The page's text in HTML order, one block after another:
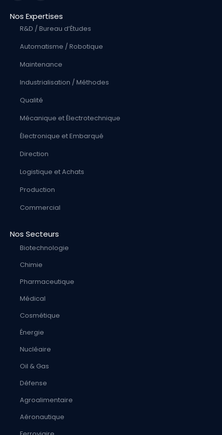
Nos Expertises
R&D / Bureau d’Études
Automatisme / Robotique
Maintenance
Industrialisation / Méthodes
Qualité
Mécanique et Électrotechnique
Électronique et Embarqué
Direction
Logistique et Achats
Production
Commercial
Nos Secteurs
Biotechnologie
Chimie
Pharmaceutique
Médical
Cosmétique
Énergie
Nucléaire
Oil & Gas
Défense
Agroalimentaire
Aéronautique